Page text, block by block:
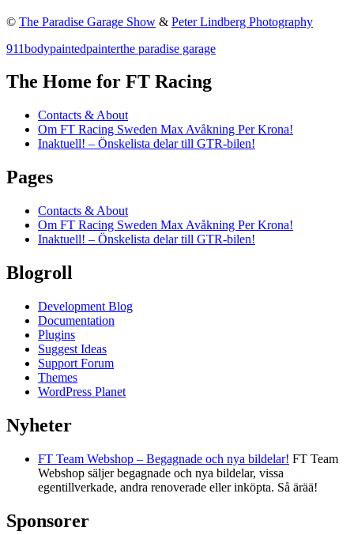
© The Paradise Garage Show & Peter Lindberg Photography
911bodypaintedpainterthe paradise garage
The Home for FT Racing
Contacts & About
Om FT Racing Sweden Max Avåkning Per Krona!
Inaktuell! – Önskelista delar till GTR-bilen!
Pages
Contacts & About
Om FT Racing Sweden Max Avåkning Per Krona!
Inaktuell! – Önskelista delar till GTR-bilen!
Blogroll
Development Blog
Documentation
Plugins
Suggest Ideas
Support Forum
Themes
WordPress Planet
Nyheter
FT Team Webshop – Begagnade och nya bildelar! FT Team
Webshop säljer begagnade och nya bildelar, vissa
egentillverkade, andra renoverade eller inköpta. Så ärää!
Sponsorer